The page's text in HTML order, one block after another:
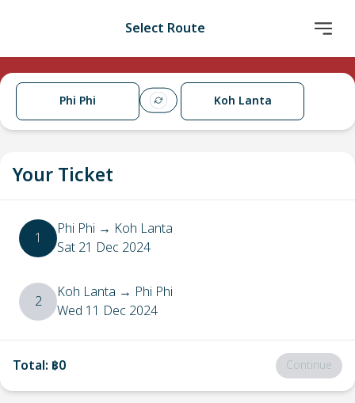
Select Route
Phi Phi Koh Lanta
Your Ticket
1 Phi Phi → Koh Lanta
Sat 21 Dec 2024
2 Koh Lanta → Phi Phi
Wed 11 Dec 2024
Total: ฿0 Continue